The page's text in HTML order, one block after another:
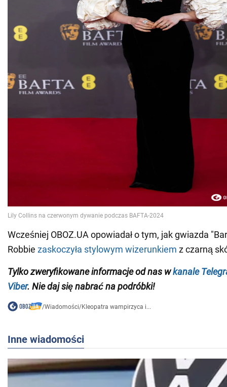
Wcześniej OBOZ.UA opowiadał o tym, jak gwiazda
Robbie zaskoczyła stylowym wizerunkiem z czarną
Tylkozweryfikowane informacje od nas wkanale
Viber. Nie daj się nabrać na podróbki!
/Wiadomości/Kleopatra wampirzyca i...
Inne wiadomości